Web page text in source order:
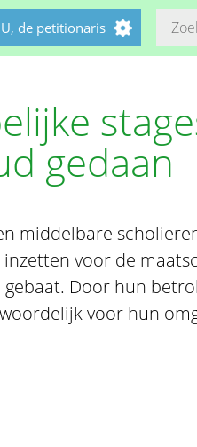
U, de petitionaris
gedaan
middelbare
inzetten voor de
Door hun
voor hun